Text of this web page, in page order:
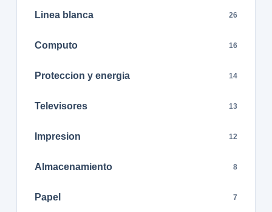
Linea blanca 26
Computo 16
Proteccion y energia 14
Televisores 13
Impresion 12
Almacenamiento 8
Papel 7